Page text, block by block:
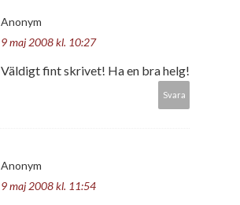
Anonym
9 maj 2008 kl. 10:27
Väldigt fint skrivet! Ha en bra helg!
Svara
Anonym
9 maj 2008 kl. 11:54